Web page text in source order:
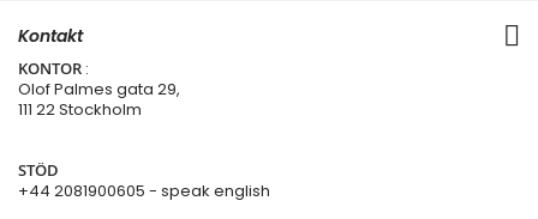
Kontakt
KONTOR :
Olof Palmes gata 29,
111 22 Stockholm
STÖD
+44 2081900605 - speak english